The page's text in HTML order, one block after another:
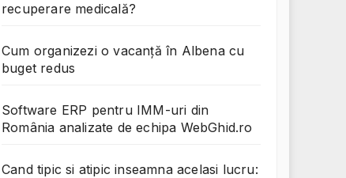
recuperare medicală?
Cum organizezi o vacanță în Albena cu
buget redus
Software ERP pentru IMM-uri din
România analizate de echipa WebGhid.ro
Cand tipic si atipic inseamna acelasi lucru: